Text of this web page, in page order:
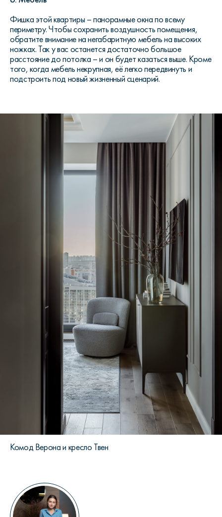
Фишка этой квартиры – панорамные окна по всему
периметру. Чтобы сохранить воздушность помещения,
обратите внимание на негабаритную мебель на высоких
ножках. Так у вас останется достаточно большое
расстояние до потолка – и он будет казаться выше. Кроме
того, когда мебель некрупная, её легко передвинуть и
подстроить под новый жизненный сценарий.
Комод Верона и кресло Твен